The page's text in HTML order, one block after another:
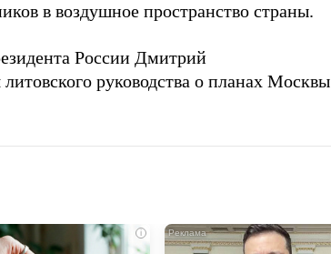
в воздушное пространство страны.
России Дмитрий
руководства о планах Москвы
i